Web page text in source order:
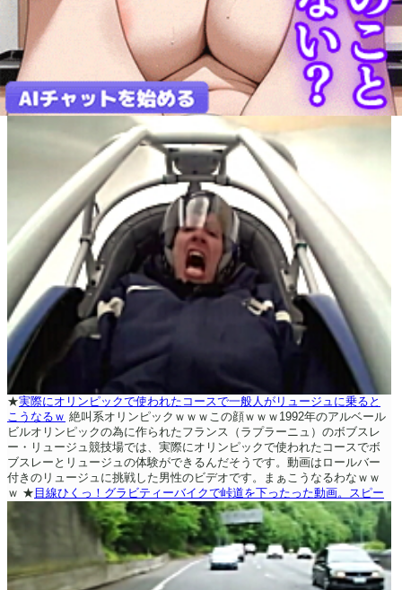
★実際にオリンピックで使われたコースで一般人がリュージュに乗ると
こうなるｗ 絶叫系オリンピックｗｗｗこの顔ｗｗｗ1992年のアルベール
ビルオリンピックの為に作られたフランス（ラプラーニュ）のボブスレ
ー・リュージュ競技場では、実際にオリンピックで使われたコースでボ
ブスレーとリュージュの体験ができるんだそうです。動画はロールバー
付きのリュージュに挑戦した男性のビデオです。まぁこうなるわなｗｗ
ｗ ★ 目線ひくっ！グラビティーバイクで峠道を下ったった動画。スピー